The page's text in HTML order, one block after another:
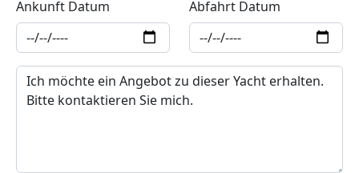
Ankunft Datum Abfahrt Datum